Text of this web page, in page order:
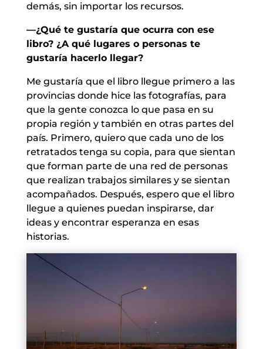
demás, sin importar los recursos.
—¿Qué te gustaría que ocurra con ese
libro? ¿A qué lugares o personas te
gustaría hacerlo llegar?
Me gustaría que el libro llegue primero a las
provincias donde hice las fotografías, para
que la gente conozca lo que pasa en su
propia región y también en otras partes del
país. Primero, quiero que cada uno de los
retratados tenga su copia, para que sientan
que forman parte de una red de personas
que realizan trabajos similares y se sientan
acompañados. Después, espero que el libro
llegue a quienes puedan inspirarse, dar
ideas y encontrar esperanza en esas
historias.